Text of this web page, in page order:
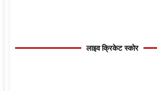
लाइव क्रिकेट स्कोर